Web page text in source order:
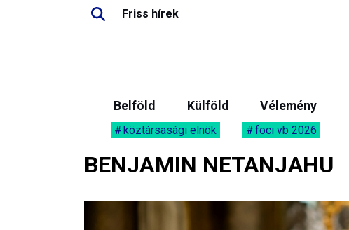
Friss hírek
Belföld Külföld Vélemény
köztársasági elnök foci vb 2026
BENJAMIN NETANJAHU